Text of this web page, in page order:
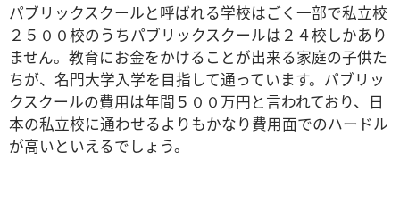
パブリックスクールと呼ばれる学校はごく一部で私立校
２５００校のうちパブリックスクールは２４校しかあり
ません。教育にお金をかけることが出来る家庭の子供た
ちが、名門大学入学を目指して通っています。パブリッ
クスクールの費用は年間５００万円と言われており、日
本の私立校に通わせるよりもかなり費用面でのハードル
が高いといえるでしょう。